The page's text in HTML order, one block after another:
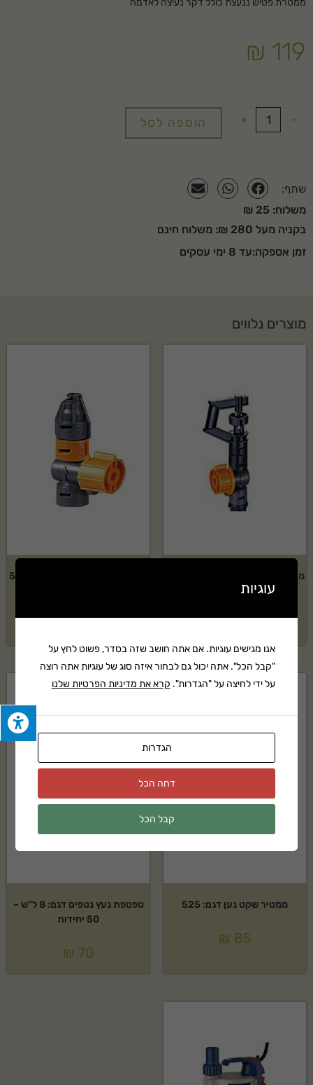
ממטרת פטיש ננעצת כולל דקר נעיצה לאדמה
₪ 119
-
+ הוספה לסל
שתף:
משלוח: 25 ₪
בקניה מעל 280 ₪: משלוח חינם
זמן אספקה:עד 8 ימי עסקים
מוצרים נלווים
יחידות
מתז נוי Elgo דגם: 180 מעלות – 5
ממטיר שקט נען דגם: 525
₪ 85
טפטפת נעץ נטפים דגם: 8 ל"ש –
50 יחידות
₪ 70
עוגיות
אנו מגישים עוגיות. אם אתה חושב שזה בסדר, פשוט לחץ על
"קבל הכל". אתה יכול גם לבחור איזה סוג של עוגיות אתה רוצה
על ידי לחיצה על "הגדרות". קרא את מדיניות הפרטיות שלנו
הגדרות
דחה הכל
קבל הכל